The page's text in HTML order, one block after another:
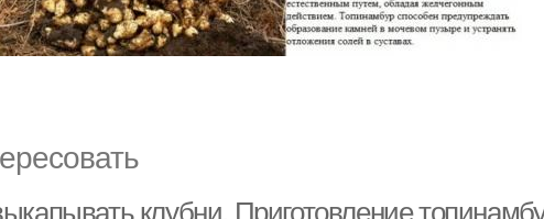
клубни. Приготовление